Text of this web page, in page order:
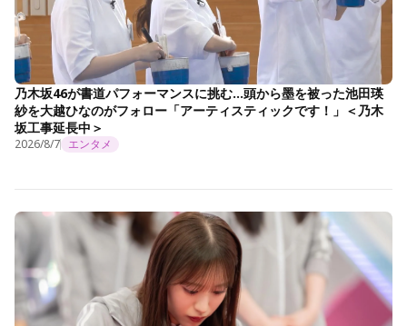
乃木坂46が書道パフォーマンスに挑む…頭から墨を被った池田瑛
紗を大越ひなのがフォロー「アーティスティックです！」＜乃木
坂工事延長中＞
2026/8/7 エンタメ